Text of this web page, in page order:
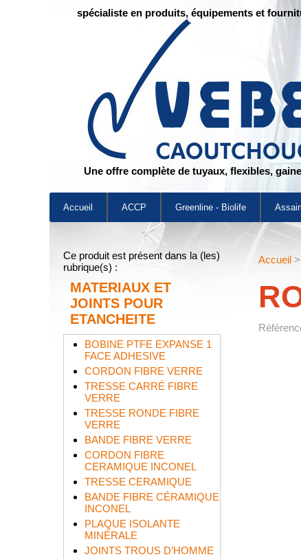
spécialiste en produits, équipements et
Une offre complète de tuyaux, flexibles,
Accueil ACCP Greenline - Biolife
Ce produit est présent dans la (les)
rubrique(s) :
MATERIAUX ET
JOINTS POUR
ETANCHEITE
BOBINE PTFE EXPANSE 1
FACE ADHESIVE
CORDON FIBRE VERRE
TRESSE CARRÉ FIBRE
VERRE
TRESSE RONDE FIBRE
VERRE
BANDE FIBRE VERRE
CORDON FIBRE
CERAMIQUE INCONEL
TRESSE CERAMIQUE
BANDE FIBRE CÉRAMIQUE
INCONEL
PLAQUE ISOLANTE
MINÉRALE
JOINTS TROUS D’HOMME
Accueil >